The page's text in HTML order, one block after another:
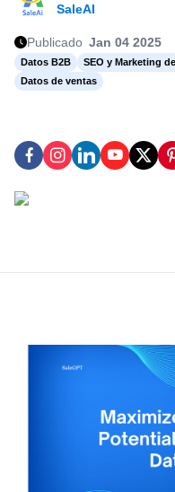
SaleAI
Publicado Jan 04 2025
Datos B2B
SEO y Marketing
Datos de ventas